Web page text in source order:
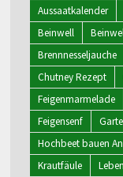
Aussaatkalender
Beinwell
Brennnesseljauche
Chutney Rezept
Feigenmarmelade
Feigensenf
Hochbeet bauen
Krautfäule